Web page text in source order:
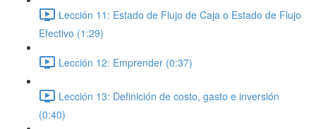
Lección 11: Estado de Flujo de Caja o Estado de Flujo
Efectivo (1:29)
Lección 12: Emprender (0:37)
Lección 13: Definición de costo, gasto e inversión
(0:40)